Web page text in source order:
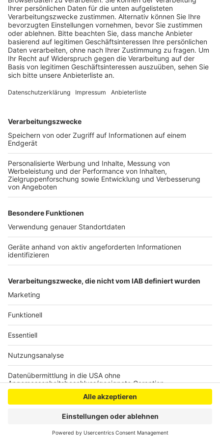
Anzeige
Anzeige
Etwa ab Geyen zeige der Pegel nur noch gut 6
Zentimeter. Besserung könnte demnach nur ein richtig
nicht in Sicht. Vor wenigen Jahren waren beim
Pegel, davon träume man heute. Verschiedene
Bachabschnitte wurden schon mit Steinwalzen
verschmälert, um auch bei wenig Wasser ein
Trockenfallen zu verhindern, aber das reicht scheinbar
auch nicht mehr. Der Verband hat nach eigenen
Angaben noch keine richtige Erklärung für diesen
extremen Rückgang der Wassermenge.
wenn viele aus Glessen und Fliesteden verreist sind,
produzieren sie weniger Abwasser für die Kläranlage,
die das extrem gut gereinigte Wasser dann in den
Bach leitet.
Anzeige